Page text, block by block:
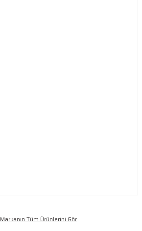
Markanın Tüm Ürünlerini Gör